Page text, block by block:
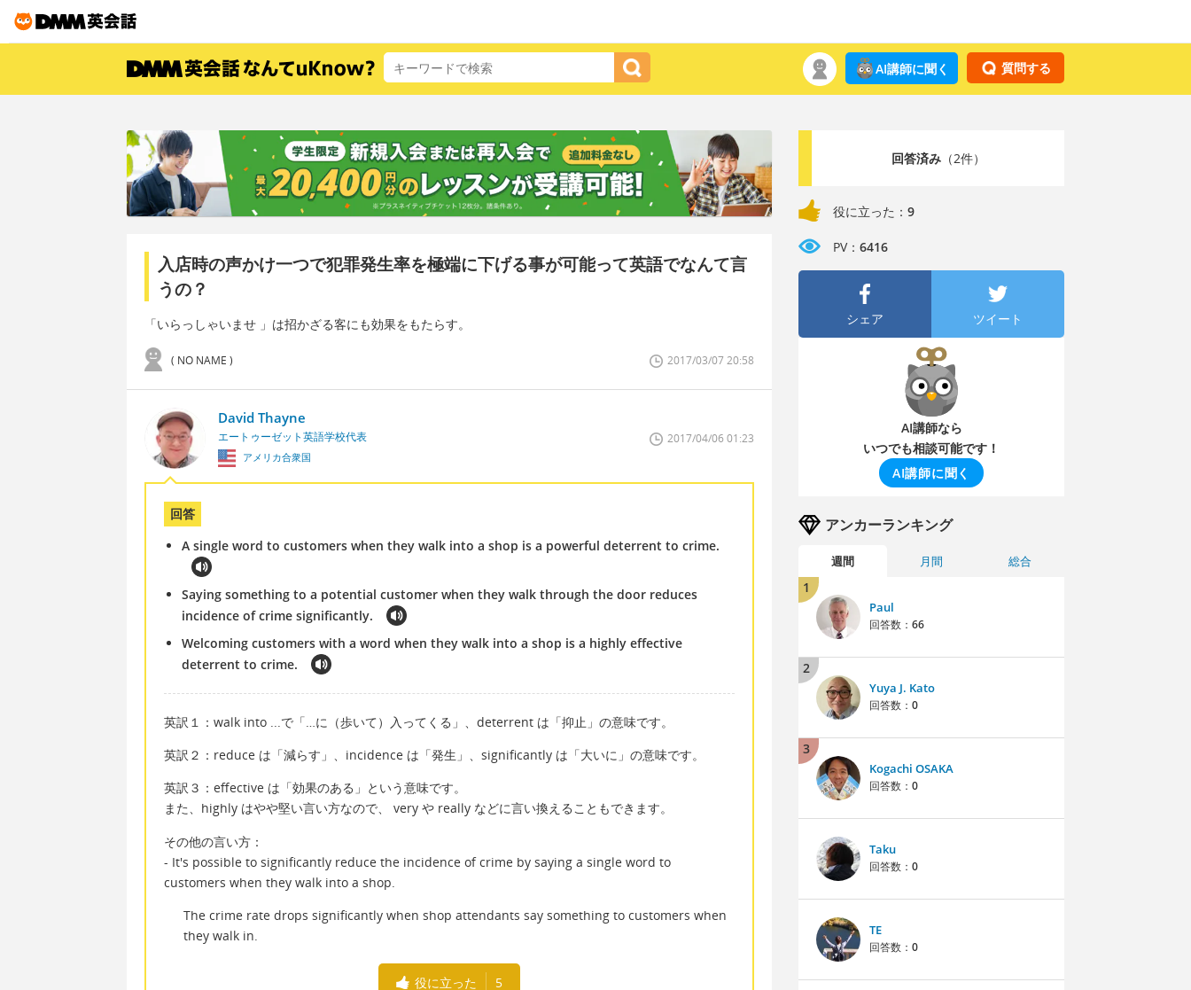
質問する
AI講師に聞く
入店時の声かけ一つで犯罪発生率を極端に下げる事が可能って英語でなんて言
うの？
「いらっしゃいませ 」は招かざる客にも効果をもたらす。
( NO NAME ) 2017/03/07 20:58
David Thayne
エートゥーゼット英語学校代表
アメリカ合衆国
2017/04/06 01:23
回答
A single word to customers when they walk into a shop is a powerful deterrent to crime.
Saying something to a potential customer when they walk through the door reduces
incidence of crime significantly.
Welcoming customers with a word when they walk into a shop is a highly effective
deterrent to crime.
英訳１：walk into ...で「…に（歩いて）入ってくる」、deterrent は「抑止」の意味です。
英訳２：reduce は「減らす」、incidence は「発生」、significantly は「大いに」の意味です。
英訳３：effective は「効果のある」という意味です。
また、highly はやや堅い言い方なので、 very や really などに言い換えることもできます。
その他の言い方：
- It's possible to significantly reduce the incidence of crime by saying a single word to
customers when they walk into a shop.
The crime rate drops significantly when shop attendants say something to customers when
they walk in.
役に立った 5
回答済み（2件）
役に立った： 9
PV： 6416
シェア ツイート
AI講師なら
いつでも相談可能です！
AI講師に聞く
アンカーランキング
週間 月間 総合
1
Paul
回答数： 66
2
Yuya J. Kato
回答数： 0
3
Kogachi OSAKA
回答数： 0
Taku
回答数： 0
TE
回答数： 0